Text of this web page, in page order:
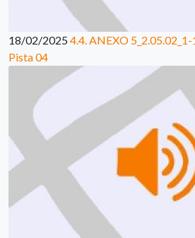
18/02/20254.4. ANEXO
Pista 04